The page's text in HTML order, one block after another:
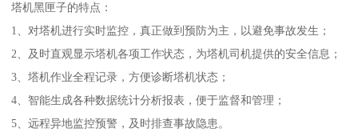
塔机黑匣子的特点：
1、对塔机进行实时监控，真正做到预防为主，以避免事故发生；
2、及时直观显示塔机各项工作状态，为塔机司机提供的安全信息；
3、塔机作业全程记录，方便诊断塔机状态；
4、智能生成各种数据统计分析报表，便于监督和管理；
5、远程异地监控预警，及时排查事故隐患。